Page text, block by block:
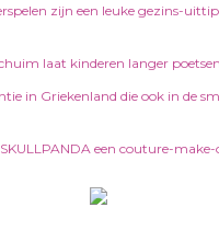
zijn een leuke gezins-
laat kinderen langer poetsen
in Griekenland die ook in de
een couture-make-